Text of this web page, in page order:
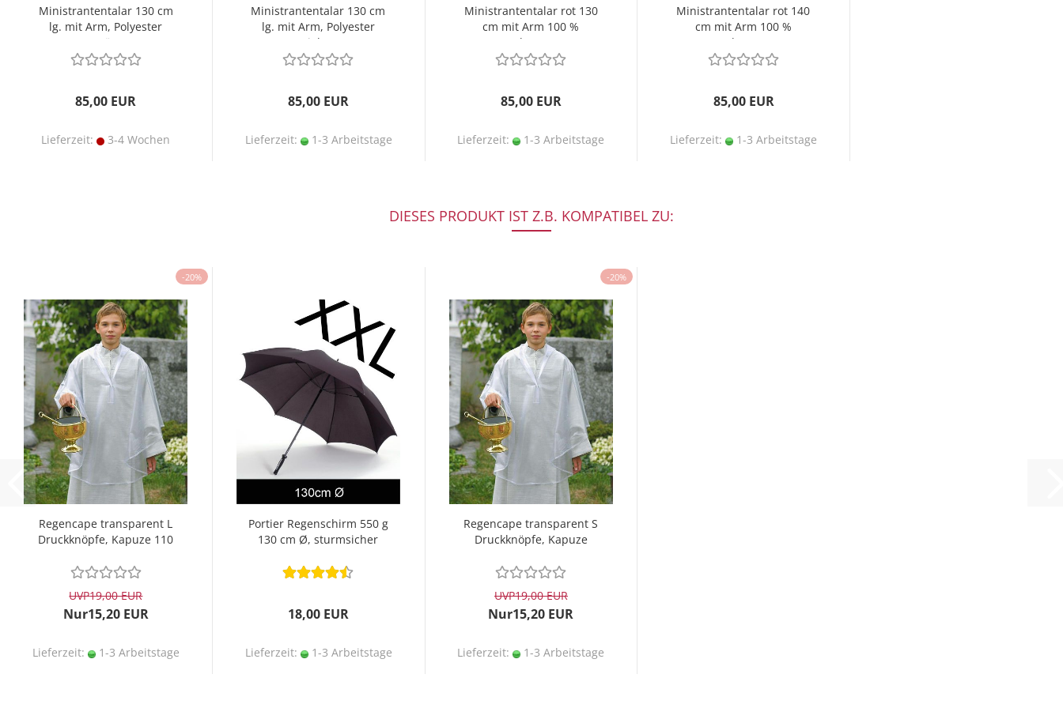
Ministrantentalar 130 cm
lg. mit Arm, Polyester
grün
85,00 EUR
Lieferzeit: 3-4 Wochen
Ministrantentalar 130 cm
lg. mit Arm, Polyester
violett
85,00 EUR
Lieferzeit: 1-3 Arbeitstage
Ministrantentalar rot 130
cm mit Arm 100 %
Polyester
85,00 EUR
Lieferzeit: 1-3 Arbeitstage
Ministrantentalar rot 140
cm mit Arm 100 %
Polyester
85,00 EUR
Lieferzeit: 1-3 Arbeitstage
DIESES PRODUKT IST Z.B. KOMPATIBEL ZU:
-20%
Regencape transparent L
Druckknöpfe, Kapuze 110
UVP19,00 EUR
Nur15,20 EUR
Lieferzeit: 1-3 Arbeitstage
Portier Regenschirm 550 g
130 cm Ø, sturmsicher
18,00 EUR
Lieferzeit: 1-3 Arbeitstage
-20%
Regencape transparent S
Druckknöpfe, Kapuze
UVP19,00 EUR
Nur15,20 EUR
Lieferzeit: 1-3 Arbeitstage